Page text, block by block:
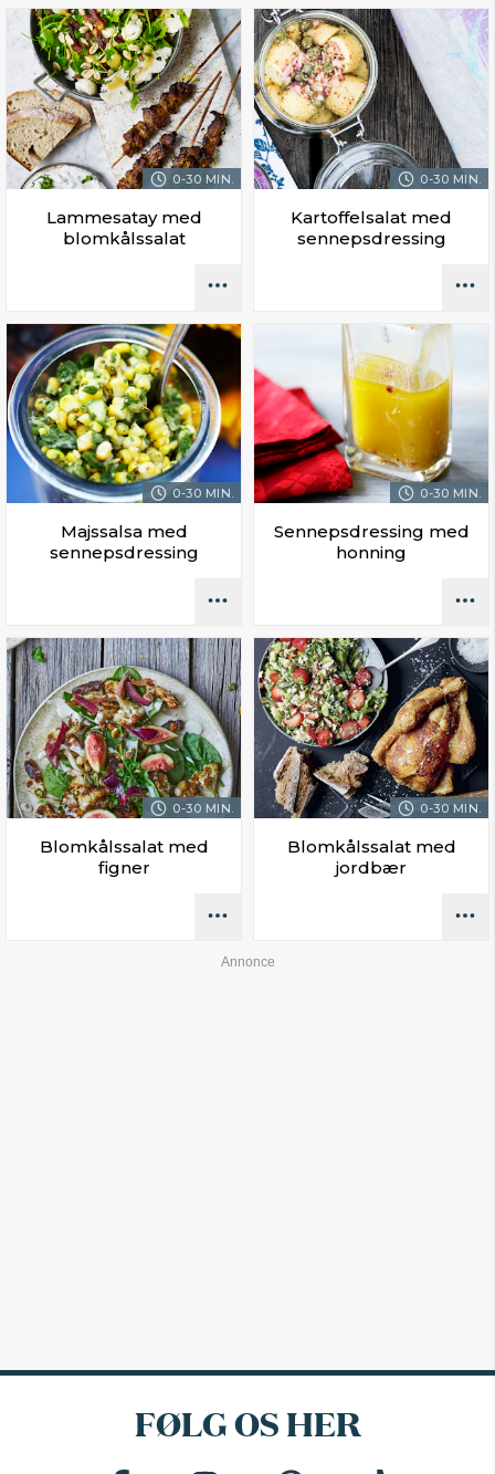
0-30 MIN.
Lammesatay med
blomkålssalat
0-30 MIN.
Kartoffelsalat med
sennepsdressing
0-30 MIN.
Majssalsa med
sennepsdressing
0-30 MIN.
Sennepsdressing med
honning
0-30 MIN.
Blomkålssalat med
figner
0-30 MIN.
Blomkålssalat med
jordbær
FØLG OS HER